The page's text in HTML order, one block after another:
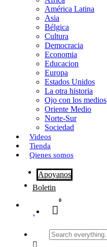
i
r
América Latina
Asia
Bélgica
Cultura
Democracia
Economia
Educacion
Europa
Estados Unidos
La otra historia
Ojo con los medios
Oriente Medio
Norte-Sur
Sociedad
Videos
Tienda
Qienes somos
Apoyanos
Boletin
0
Search
everything...